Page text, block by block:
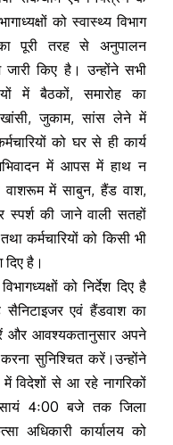
को स्वास्थ्य विभाग
का पूरी तरह से अनुपालन
किए है। उन्होंने सभी
में बैठकों, समारोह का
जुकाम, सांस लेने में
को घर से ही कार्य
में आपस में हाथ न
वाशरूम में साबुन, हैंड वाश,
स्पर्श की जाने वाली सतहों
कर्मचारियों को किसी भी
है।
को निर्देश दिए है
एवं हैंडवाश का
और आवश्यकतानुसार अपने
सुनिश्चित करें।उन्होंने
विदेशों से आ रहे नागरिकों
सायं 4ः00 बजे तक जिला
अधिकारी कार्यालय को